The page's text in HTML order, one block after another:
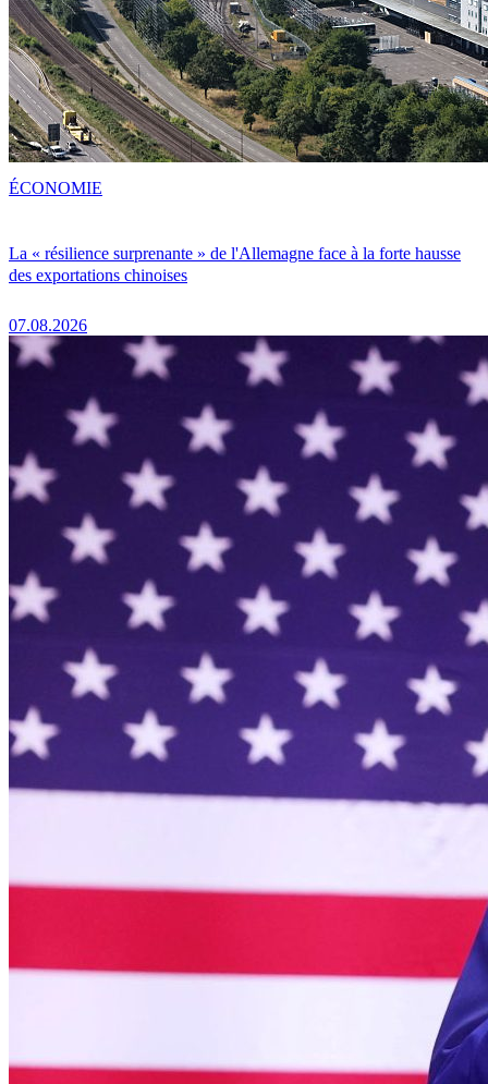
La « résilience surprenante » de l'Allemagne face à la forte hausse
des exportations chinoises
07.08.2026
ÉCONOMIE